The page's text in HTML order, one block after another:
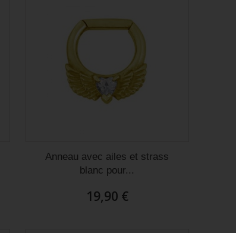
Anneau avec ailes et strass
blanc pour...
19,90 €